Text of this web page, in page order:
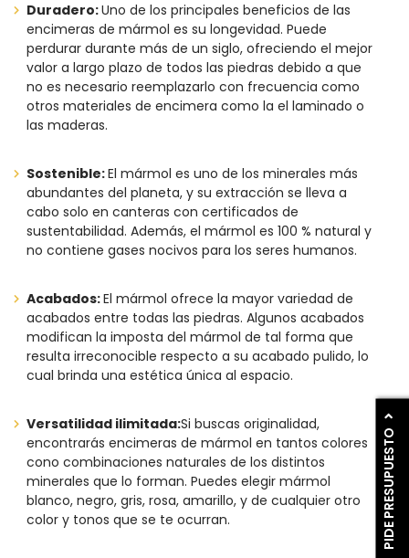
PIDE PRESUPUESTO
Duradero:Uno de los principales beneficios de las
encimeras de mármol es su longevidad. Puede
perdurar durante más de un siglo, ofreciendo el mejor
valor a largo plazo de todos las piedras debido a que
no es necesario reemplazarlo con frecuencia como
otros materiales de encimera como la el laminado o
las maderas.
Sostenible:El mármol es uno de los minerales más
abundantes del planeta, y su extracción se lleva a
cabo solo en canteras con certificados de
sustentabilidad. Además, el mármol es 100 % natural y
no contiene gases nocivos para los seres humanos.
Acabados:El mármol ofrece la mayor variedad de
acabados entre todas las piedras. Algunos acabados
modifican la imposta del mármol de tal forma que
resulta irreconocible respecto a su acabado pulido, lo
cual brinda una estética única al espacio.
Versatilidad ilimitada:Si buscas originalidad,
encontrarás encimeras de mármol en tantos colores
cono combinaciones naturales de los distintos
minerales que lo forman. Puedes elegir mármol
blanco, negro, gris, rosa, amarillo, y de cualquier otro
color y tonos que se te ocurran.